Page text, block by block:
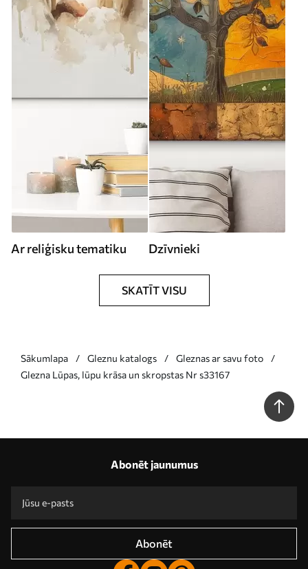
Ar reliģisku tematiku Dzīvnieki
SKATĪT VISU
Sākumlapa Gleznu katalogs
Gleznas ar savu foto
Glezna Lūpas, lūpu krāsa un skropstas Nr s33167
Abonēt jaunumus
Abonēt